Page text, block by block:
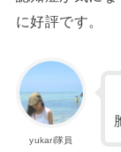
に好評です。
yukari隊員